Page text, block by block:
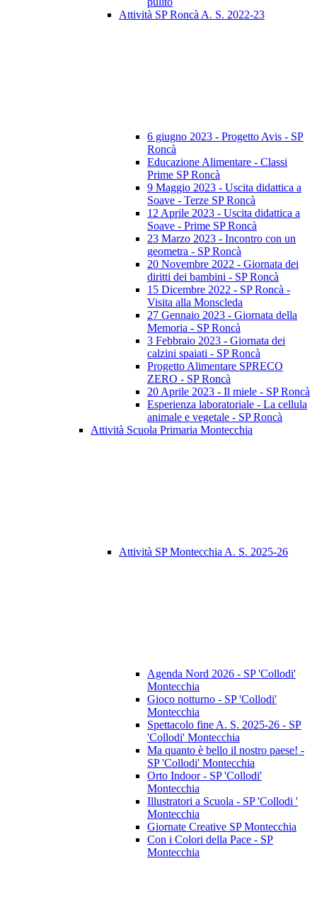
Attività SP Roncà A. S. 2022-23
6 giugno 2023 - Progetto Avis - SP
Roncà
Educazione Alimentare - Classi
Prime SP Roncà
9 Maggio 2023 - Uscita didattica a
Soave - Terze SP Roncà
12 Aprile 2023 - Uscita didattica a
Soave - Prime SP Roncà
23 Marzo 2023 - Incontro con un
geometra - SP Roncà
20 Novembre 2022 - Giornata dei
diritti dei bambini - SP Roncà
15 Dicembre 2022 - SP Roncà -
Visita alla Monscleda
27 Gennaio 2023 - Giornata della
Memoria - SP Roncà
3 Febbraio 2023 - Giornata dei
calzini spaiati - SP Roncà
Progetto Alimentare SPRECO
ZERO - SP Roncà
20 Aprile 2023 - Il miele - SP Roncà
Esperienza laboratoriale - La cellula
animale e vegetale - SP Roncà
Attività Scuola Primaria Montecchia
Attività SP Montecchia A. S. 2025-26
Agenda Nord 2026 - SP 'Collodi'
Montecchia
Gioco notturno - SP 'Collodi'
Montecchia
Spettacolo fine A. S. 2025-26 - SP
'Collodi' Montecchia
Ma quanto è bello il nostro paese! -
SP 'Collodi' Montecchia
Orto Indoor - SP 'Collodi'
Montecchia
Illustratori a Scuola - SP 'Collodi '
Montecchia
Giornate Creative SP Montecchia
Con i Colori della Pace - SP
Montecchia